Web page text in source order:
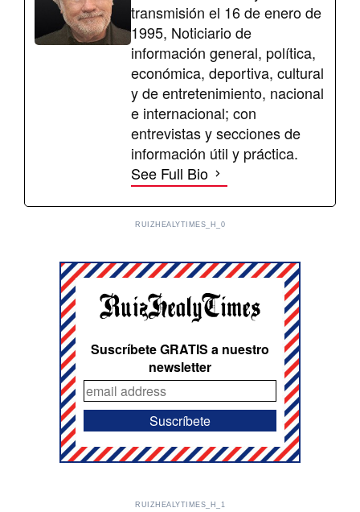
transmisión el 16 de enero de
1995, Noticiario de
información general, política,
económica, deportiva, cultural
y de entretenimiento, nacional
e internacional; con
entrevistas y secciones de
información útil y práctica.
See Full Bio
RUIZHEALYTIMES_H_0
Suscríbete GRATIS a nuestro
newsletter
RUIZHEALYTIMES_H_1